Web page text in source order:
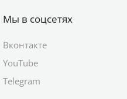
Мы в соцсетях
Вконтакте
YouTube
Telegram